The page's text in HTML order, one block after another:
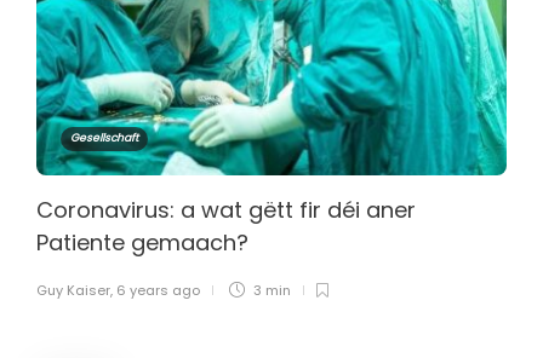
Gesellschaft
Coronavirus: a wat gëtt fir déi aner
Patiente gemaach?
Guy Kaiser, 6 years ago 3 min